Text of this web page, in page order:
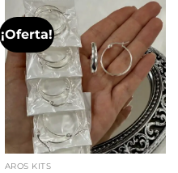
¡Oferta!
AROS KITS